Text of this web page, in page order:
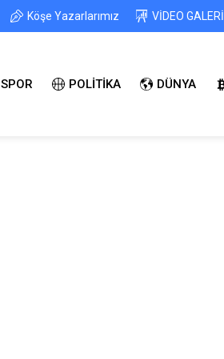
Köşe Yazarlarımız VİDEO GALERİ
SPOR POLİTİKA DÜNYA